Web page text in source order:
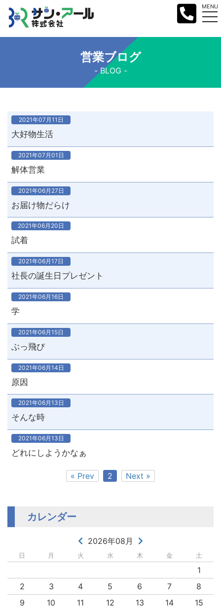
MENU
営業ブログ
BLOG
2021年07月11日
大好物生活
2021年07月01日
解体営業
2021年06月27日
お届け物だらけ
2021年06月20日
試着
2021年06月17日
社長の誕生日プレゼント
2021年06月16日
学
2021年06月15日
ぶっ飛び
2021年06月14日
原因
2021年06月13日
そんな時
2021年06月13日
どれにしようかなぁ
« Prev 2 Next »
カレンダー
2026年08月
日 月 火 水 木 金 土
1
2
3 4 5 6 7
8
9
10 11 12 13 14
15